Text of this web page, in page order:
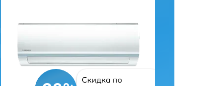
Скидка по